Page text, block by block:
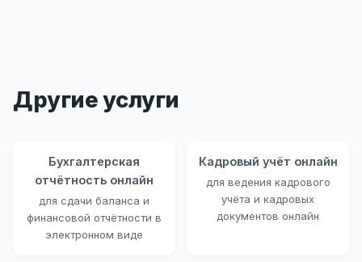
Другие услуги
Бухгалтерская
отчётность онлайн
для сдачи баланса и
финансовой отчётности в
электронном виде
Кадровый учёт онлайн
для ведения кадрового
учёта и кадровых
документов онлайн